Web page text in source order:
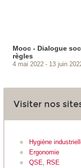
Mooc - Dialogue
règles
4 mai 2022 13 juin
Visiter nos
Hygiène
Ergonomie
QSE, RSE